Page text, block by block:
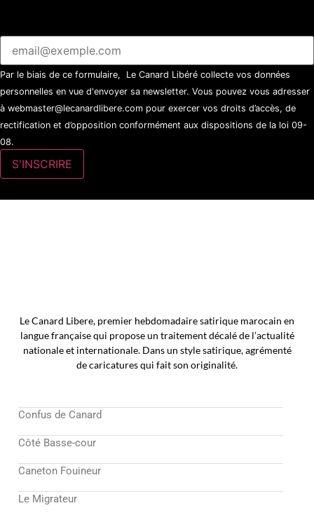
Par le biais de ce formulaire, Le Canard Libéré collecte vos données
personnelles en vue d'envoyer sa newsletter. Vous pouvez vous adresser
à webmaster@lecanardlibere.com pour exercer vos droits d’accès, de
rectification et d’opposition conformément aux dispositions de la loi 09-
08.
Le Canard Libere, premier hebdomadaire satirique marocain en
langue française qui propose un traitement décalé de l’actualité
nationale et internationale. Dans un style satirique, agrémenté
de caricatures qui fait son originalité.
Confus de Canard
Côté Basse-cour
Caneton Fouineur
Le Migrateur